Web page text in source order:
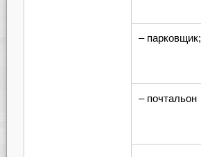
– парковщик;
– почтальон